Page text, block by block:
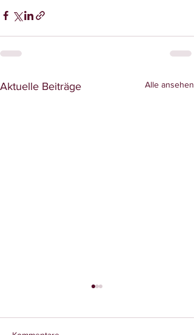
Aktuelle Beiträge Alle ansehen